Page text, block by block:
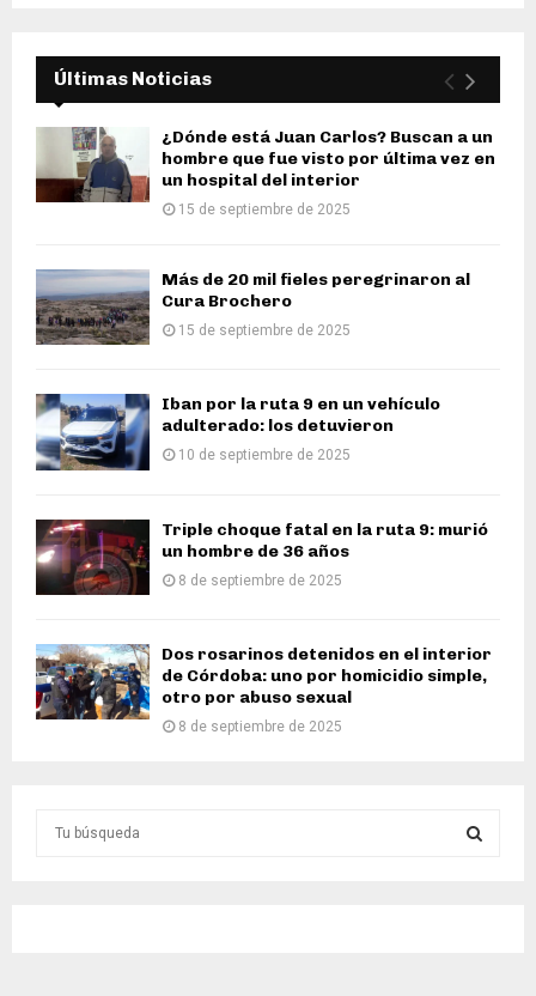
Últimas Noticias
¿Dónde está Juan Carlos? Buscan a un
hombre que fue visto por última vez en
un hospital del interior
15 de septiembre de 2025
Más de 20 mil fieles peregrinaron al
Cura Brochero
15 de septiembre de 2025
Iban por la ruta 9 en un vehículo
adulterado: los detuvieron
10 de septiembre de 2025
Triple choque fatal en la ruta 9: murió
un hombre de 36 años
8 de septiembre de 2025
Dos rosarinos detenidos en el interior
de Córdoba: uno por homicidio simple,
otro por abuso sexual
8 de septiembre de 2025